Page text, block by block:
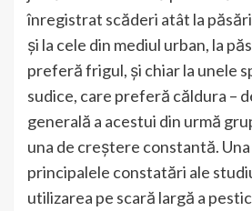
înregistrat scăderi atât la
și la cele din mediul urban, la
preferă frigul, și chiar la unele
sudice, care preferă căldura –
generală a acestui din urmă
una de creștere constantă.
principalele constatări ale
utilizarea pe scară largă a